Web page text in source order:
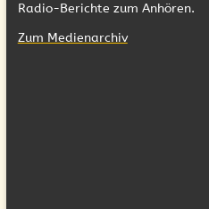
Radio-Berichte zum Anhören.
Zum Medienarchiv